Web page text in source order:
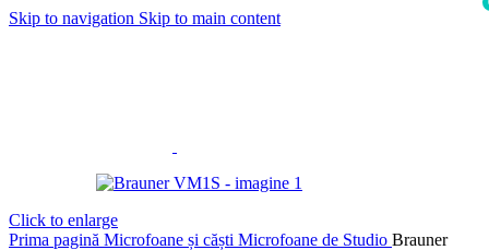
Skip to navigation Skip to main content
Click to enlarge
Prima pagină Microfoane și căști Microfoane de Studio Brauner